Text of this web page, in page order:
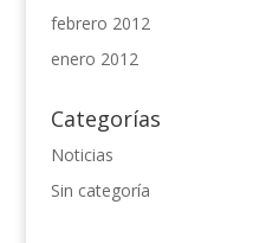
febrero 2012
enero 2012
Categorías
Noticias
Sin categoría